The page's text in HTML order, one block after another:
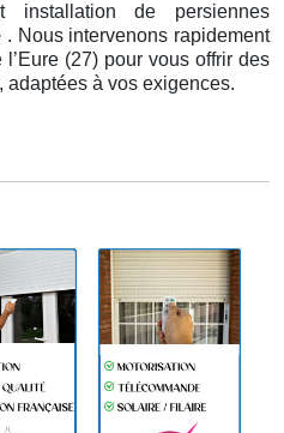
installation de persiennes
. Nous intervenons rapidement
(27) pour vous offrir des
à vos exigences.